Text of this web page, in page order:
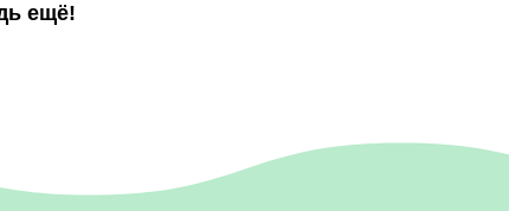
ещё!